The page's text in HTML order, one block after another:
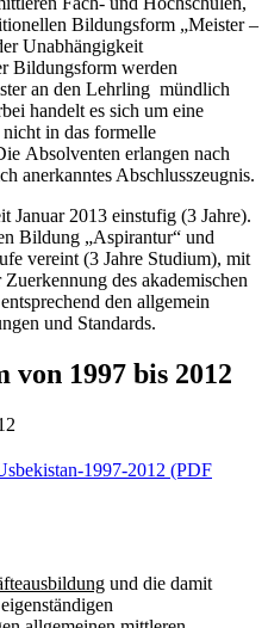
Bildungsform „Meister –
Unabhängigkeit
Bildungsform werden
an den Lehrling mündlich
handelt es sich um eine
in das formelle
Absolventen erlangen nach
anerkanntes Abschlusszeugnis.
Januar 2013 einstufig (3 Jahre).
Bildung „Aspirantur“ und
vereint (3 Jahre Studium), mit
des akademischen
den allgemein
und Standards.
von 1997 bis 2012
1997-2012 (PDF
und die damit